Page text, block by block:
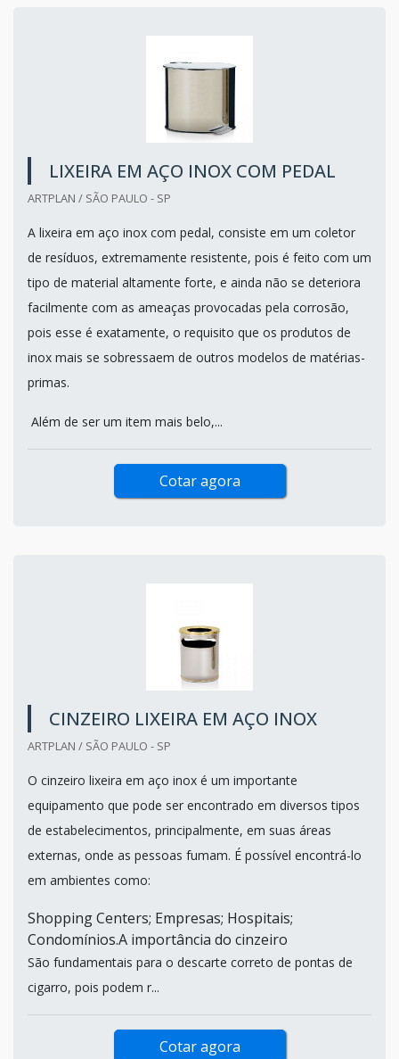
LIXEIRA EM AÇO INOX COM PEDAL
ARTPLAN / SÃO PAULO - SP
A lixeira em aço inox com pedal, consiste em um coletor
de resíduos, extremamente resistente, pois é feito com um
tipo de material altamente forte, e ainda não se deteriora
facilmente com as ameaças provocadas pela corrosão,
pois esse é exatamente, o requisito que os produtos de
inox mais se sobressaem de outros modelos de matérias-
primas.
Além de ser um item mais belo,...
Cotar agora
CINZEIRO LIXEIRA EM AÇO INOX
ARTPLAN / SÃO PAULO - SP
O cinzeiro lixeira em aço inox é um importante
equipamento que pode ser encontrado em diversos tipos
de estabelecimentos, principalmente, em suas áreas
externas, onde as pessoas fumam. É possível encontrá-lo
em ambientes como:
Shopping Centers; Empresas; Hospitais;
Condomínios.A importância do cinzeiro
São fundamentais para o descarte correto de pontas de
cigarro, pois podem r...
Cotar agora